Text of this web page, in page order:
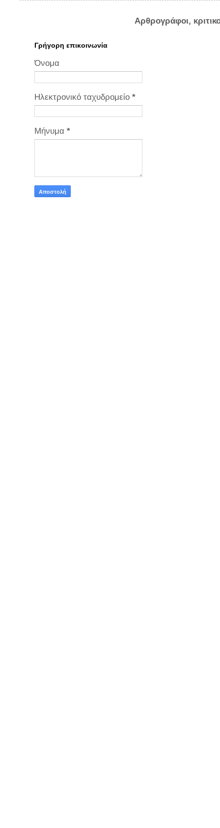
Αρθρογράφοι,
Γρήγορη επικοινωνία
Όνομα
Ηλεκτρονικό ταχυδρομείο *
Μήνυμα *